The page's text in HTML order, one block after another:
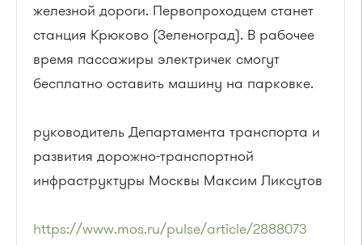
железной дороги. Первопроходцем станет
станция Крюково (Зеленоград). В рабочее
время пассажиры электричек смогут
бесплатно оставить машину на парковке.
руководитель Департамента транспорта и
развития дорожно-транспортной
инфраструктуры Москвы Максим Ликсутов
https://www.mos.ru/pulse/article/2888073